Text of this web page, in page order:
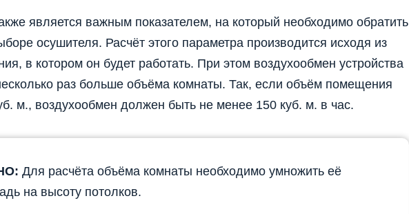
является важным показателем, на который необходимо обратить
осушителя. Расчёт этого параметра производится исходя из
в котором он будет работать. При этом воздухообмен устройства
раз больше объёма комнаты. Так, если объём помещения
м., воздухообмен должен быть не менее 150 куб. м. в час.
Для расчёта объёма комнаты необходимо умножить её
на высоту потолков.